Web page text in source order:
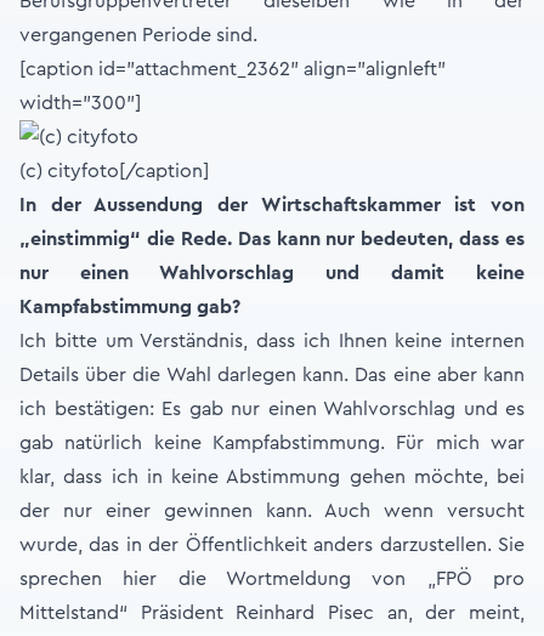
vergangenen Periode sind.
[caption id="attachment_2362" align="alignleft"
width="300"]
(c) cityfoto[/caption]
In der Aussendung der Wirtschaftskammer ist von
„einstimmig“ die Rede. Das kann nur bedeuten, dass es
nur einen Wahlvorschlag und damit keine
Kampfabstimmung gab?
Ich bitte um Verständnis, dass ich Ihnen keine internen
Details über die Wahl darlegen kann. Das eine aber kann
ich bestätigen: Es gab nur einen Wahlvorschlag und es
gab natürlich keine Kampfabstimmung. Für mich war
klar, dass ich in keine Abstimmung gehen möchte, bei
der nur einer gewinnen kann. Auch wenn versucht
wurde, das in der Öffentlichkeit anders darzustellen. Sie
sprechen hier die Wortmeldung von „FPÖ pro
Mittelstand“ Präsident Reinhard Pisec an, der meint,